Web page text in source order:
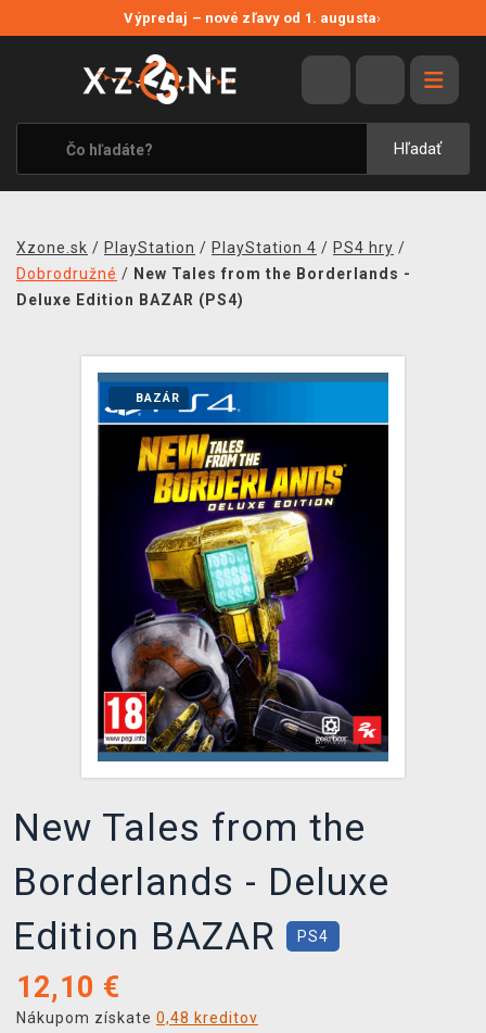
Výpredaj – nové zľavy od 1. augusta›
Hľadať
VÝPREDAJ
VIDEOHRY
XZONE ORIGINALS
TEMATIKY
MERCHANDISE
KONTAKT
Xzone.sk / PlayStation / PlayStation 4 / PS4 hry /
Dobrodružné / New Tales from the Borderlands -
Deluxe Edition BAZAR (PS4)
BAZÁR
New Tales from the
Borderlands - Deluxe
Edition BAZAR
PS4
12,10 €
Nákupom získate 0,48 kreditov